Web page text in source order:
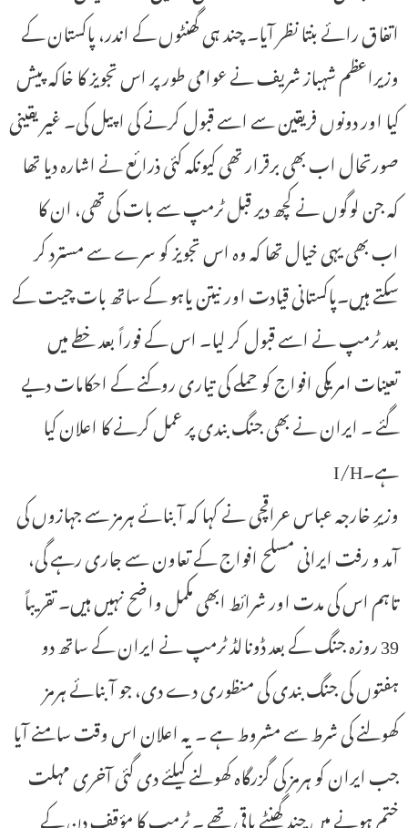
اتفاق رائے بنتا نظر آیا۔ چند ہی گھنٹوں کے اندر، پاکستان کے
وزیراعظم شہباز شریف نے عوامی طور پر اس تجویز کا خاکہ پیش
کیا اور دونوں فریقین سے اسے قبول کرنے کی اپیل کی۔ غیر یقینی
صورتحال اب بھی برقرار تھی کیونکہ کئی ذرائع نے اشارہ دیا تھا
کہ جن لوگوں نے کچھ دیر قبل ٹرمپ سے بات کی تھی، ان کا
اب بھی یہی خیال تھا کہ وہ اس تجویز کو سرے سے مسترد کر
سکتے ہیں۔پاکستانی قیادت اور نیتن یاہو کے ساتھ بات چیت کے
بعد ٹرمپ نے اسے قبول کر لیا۔ اس کے فوراً بعد خطے میں
تعینات امریکی افواج کو حملے کی تیاری روکنے کے احکامات دیے
گئے ۔ ایران نے بھی جنگ بندی پر عمل کرنے کا اعلان کیا
ہے۔I/H
وزیرِ خارجہ عباس عراقچی نے کہا کہ آبنائے ہرمز سے جہازوں کی
آمد و رفت ایرانی مسلح افواج کے تعاون سے جاری رہے گی،
تاہم اس کی مدت اور شرائط ابھی مکمل واضح نہیں ہیں۔ تقریباً
39 روزہ جنگ کے بعد ڈونالڈ ٹرمپ نے ایران کے ساتھ دو
ہفتوں کی جنگ بندی کی منظوری دے دی، جو آبنائے ہرمز
کھولنے کی شرط سے مشروط ہے ۔ یہ اعلان اس وقت سامنے آیا
جب ایران کو ہرمز کی گزرگاہ کھولنے کیلئے دی گئی آخری مہلت
ختم ہونے میں چند گھنٹے باقی تھے ۔ ٹرمپ کا مؤقف دن کے